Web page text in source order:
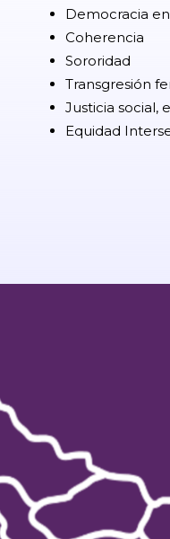
Democracia
Coherencia
Sororidad
Transgresión
Justicia social,
Equidad